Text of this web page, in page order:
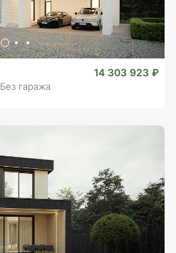
14 303 923 ₽
Без гаража